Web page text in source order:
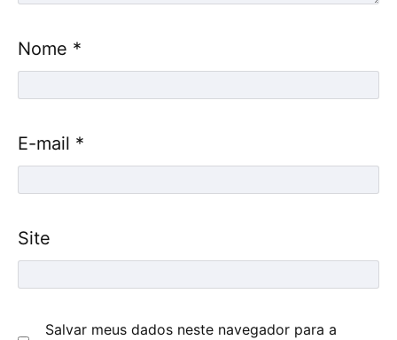
Nome *
E-mail *
Site
Salvar meus dados neste navegador para a